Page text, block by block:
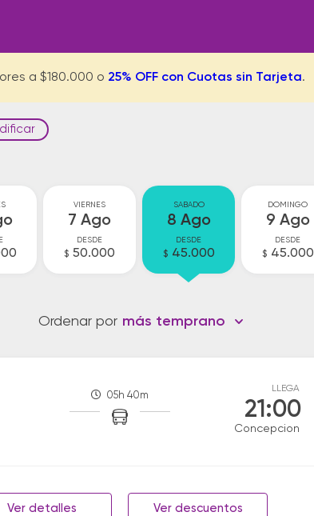
a $180.000 o 25% OFF con Cuotas sin Tarjeta.
VIERNES
7 Ago
DESDE
$ 50.000
SABADO
8 Ago
DESDE
$ 45.000
DOMINGO
9 Ago
DESDE
$ 45.000
Ordenar por más temprano
05h 40m
LLEGA
21:00
Concepcion
Ver detalles Ver descuentos